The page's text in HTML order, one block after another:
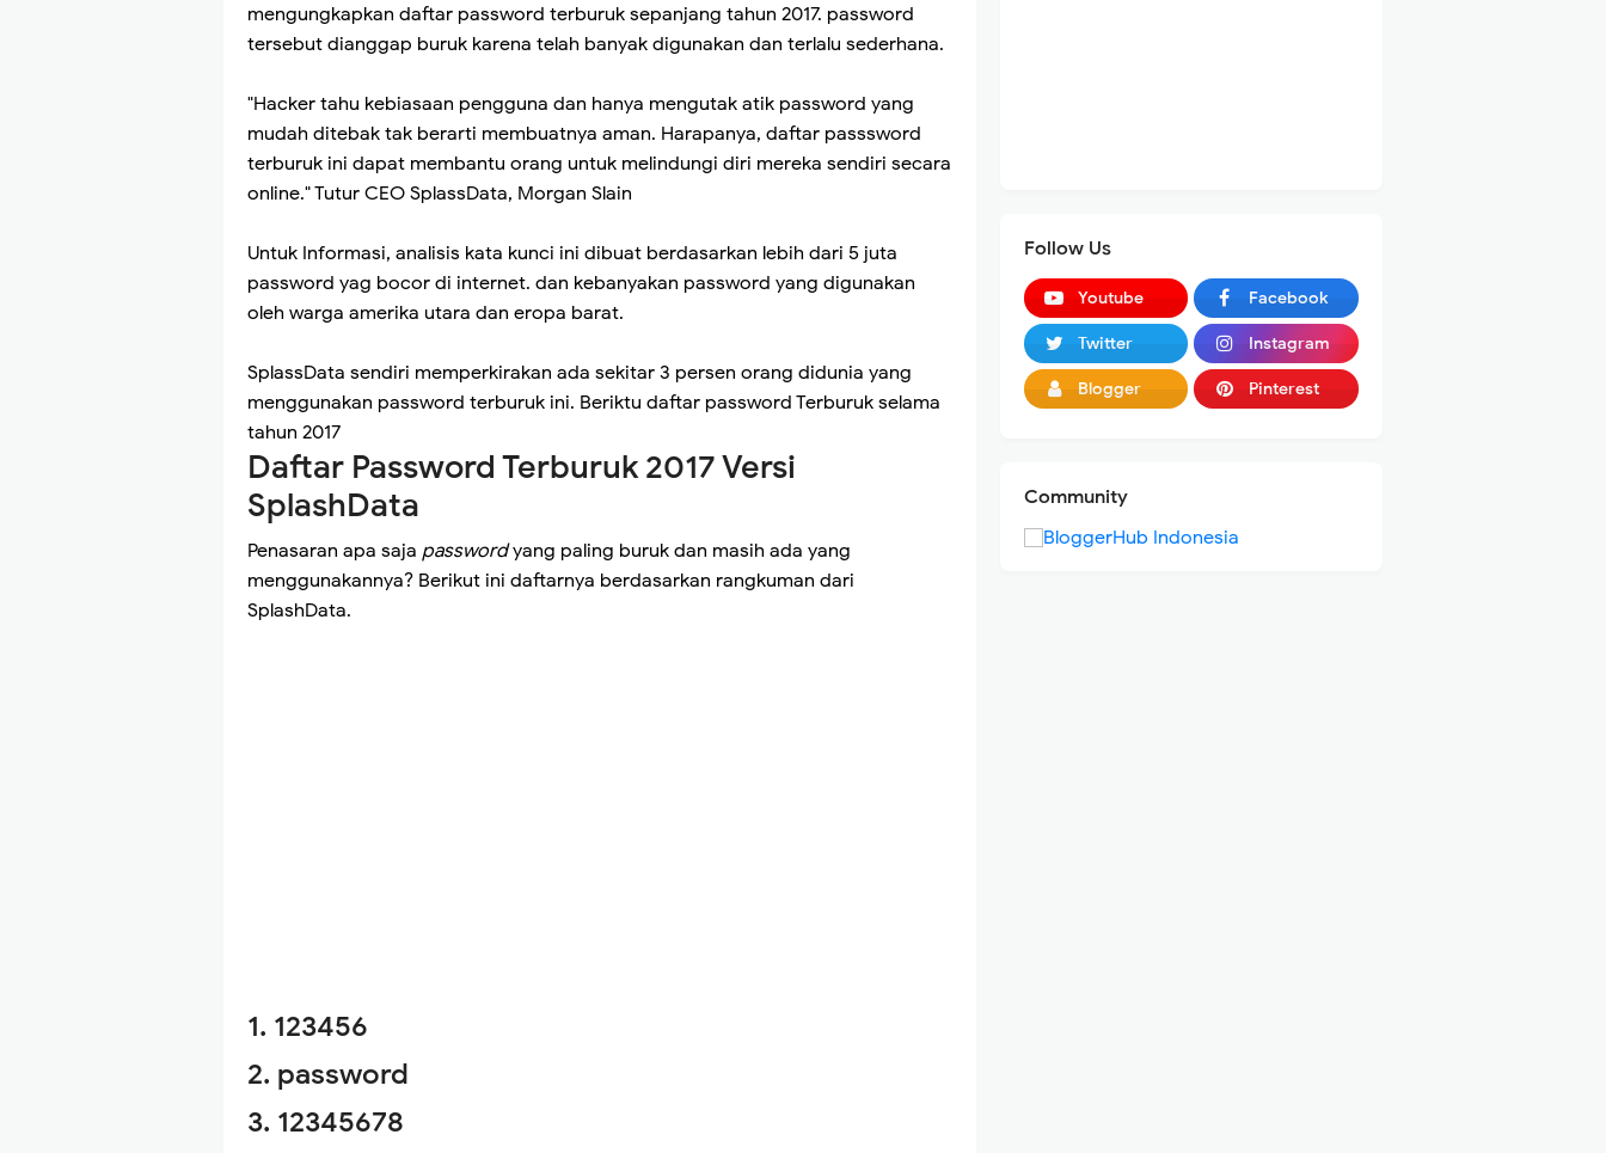
mengungkapkan daftar password terburuk sepanjang tahun 2017. password
tersebut dianggap buruk karena telah banyak digunakan dan terlalu sederhana.
"Hacker tahu kebiasaan pengguna dan hanya mengutak atik password yang
mudah ditebak tak berarti membuatnya aman. Harapanya, daftar passsword
terburuk ini dapat membantu orang untuk melindungi diri mereka sendiri secara
online." Tutur CEO SplassData, Morgan Slain
Untuk Informasi, analisis kata kunci ini dibuat berdasarkan lebih dari 5 juta
password yag bocor di internet. dan kebanyakan password yang digunakan
oleh warga amerika utara dan eropa barat.
SplassData sendiri memperkirakan ada sekitar 3 persen orang didunia yang
menggunakan password terburuk ini. Beriktu daftar password Terburuk selama
tahun 2017
Daftar Password Terburuk 2017 Versi
SplashData
Penasaran apa saja passwordyang paling buruk dan masih ada yang
menggunakannya? Berikut ini daftarnya berdasarkan rangkuman dari
SplashData.
1. 123456
2. password
3. 12345678
Follow Us
Youtube Facebook
Twitter Instagram
Blogger Pinterest
Community